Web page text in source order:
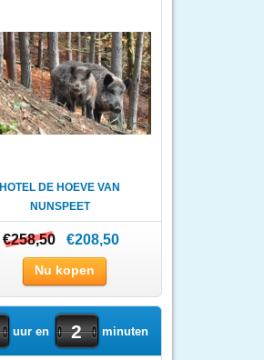
HOTEL DE HOEVE VAN
NUNSPEET
€258,50
€258,50 €208,50
Nu kopen
uur en 2 minuten